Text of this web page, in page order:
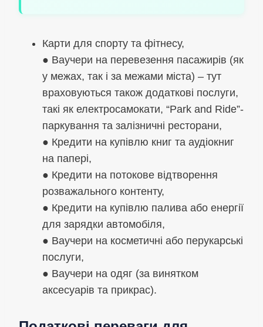
Карти для спорту та фітнесу,
● Ваучери на перевезення пасажирів (як
у межах, так і за межами міста) – тут
враховуються також додаткові послуги,
такі як електросамокати, “Park and Ride”-
паркування та залізничні ресторани,
● Кредити на купівлю книг та аудіокниг
на папері,
● Кредити на потокове відтворення
розважального контенту,
● Кредити на купівлю палива або енергії
для зарядки автомобіля,
● Ваучери на косметичні або перукарські
послуги,
● Ваучери на одяг (за винятком
аксесуарів та прикрас).